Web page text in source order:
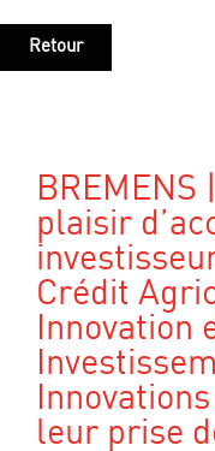
Retour
BREMENS
plaisir
Crédit
Innovation
leur prise